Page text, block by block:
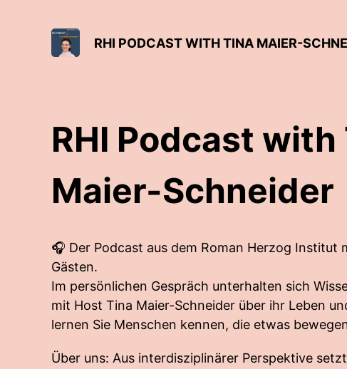
RHI PODCAST WITH TINA MAIER-
RHI Podcast with
Maier-Schneider
🎧 Der Podcast aus dem Roman Herzog Institut
Gästen.
Im persönlichen Gespräch unterhalten sich
mit Host Tina Maier-Schneider über ihr Leben
lernen Sie Menschen kennen, die etwas
Über uns: Aus interdisziplinärer Perspektive